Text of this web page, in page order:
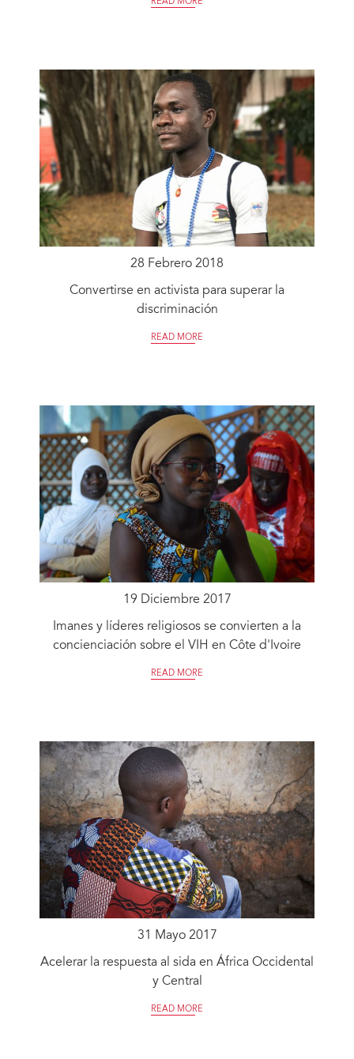
READ MORE
28 Febrero 2018
Convertirse en activista para superar la
discriminación
READ MORE
19 Diciembre 2017
Imanes y líderes religiosos se convierten a la
concienciación sobre el VIH en Côte d'Ivoire
READ MORE
31 Mayo 2017
Acelerar la respuesta al sida en África Occidental
y Central
READ MORE